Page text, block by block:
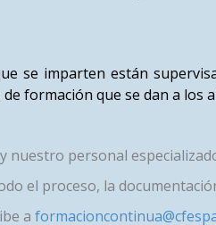
se imparten están
formación que se dan a los
nuestro personal
el proceso, la
a